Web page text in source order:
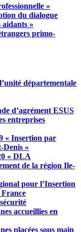
»
du dialogue
aidants »
primo-
départementale
d’agrément ESUS
entreprises
« Insertion par
Denis »
« DLA
de la région Ile-
pour l’Insertion
accueillies en
placées sous main